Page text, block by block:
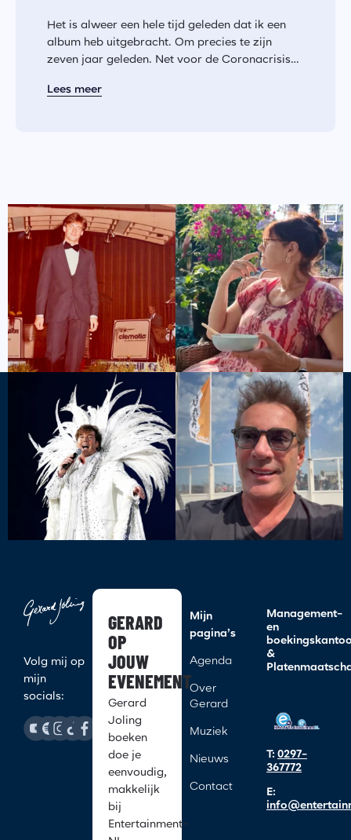
Het is alweer een hele tijd geleden dat ik een
album heb uitgebracht. Om precies te zijn
zeven jaar geleden. Net voor de Coronacrisis
Lees meer
Volg mij op
mijn
socials:
Mijn
pagina’s
Agenda
Over
Gerard
Muziek
Nieuws
Contact
Management-
en
&
T: 0297-
367772
E:
GERARD
OP
JOUW
EVENEMENT
Gerard
Joling
boeken
doe je
eenvoudig,
makkelijk
bij
Entertainment-